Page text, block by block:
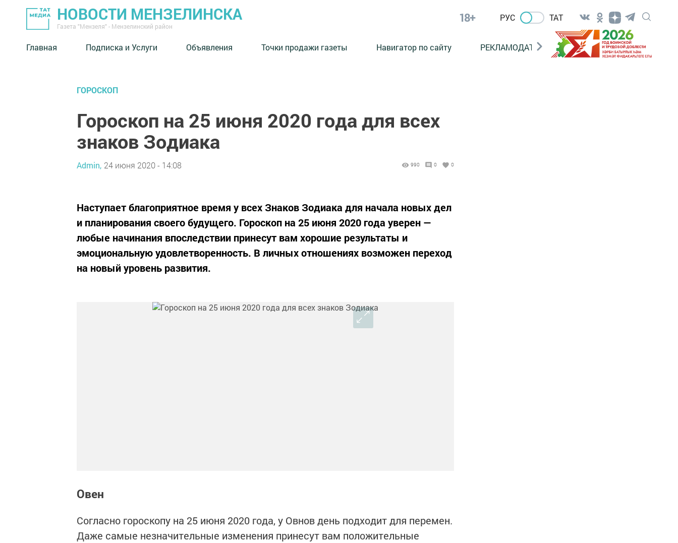
НОВОСТИ МЕНЗЕЛИНСКА
Газета "Мензеля" - Мензелинский район
18+ РУС ТАТ
Главная Подписка и Услуги Объявления Точки продажи газеты Навигатор по сайту РЕКЛАМОДАТЕЛЯМ
ГОРОСКОП
Гороскоп на 25 июня 2020 года для всех
знаков Зодиака
Admin, 24 июня 2020 - 14:08 990 0 0
Наступает благоприятное время у всех Знаков Зодиака для начала новых дел
и планирования своего будущего. Гороскоп на 25 июня 2020 года уверен —
любые начинания впоследствии принесут вам хорошие результаты и
эмоциональную удовлетворенность. В личных отношениях возможен переход
на новый уровень развития.
Овен
Согласно гороскопу на 25 июня 2020 года, у Овнов день подходит для перемен.
Даже самые незначительные изменения принесут вам положительные